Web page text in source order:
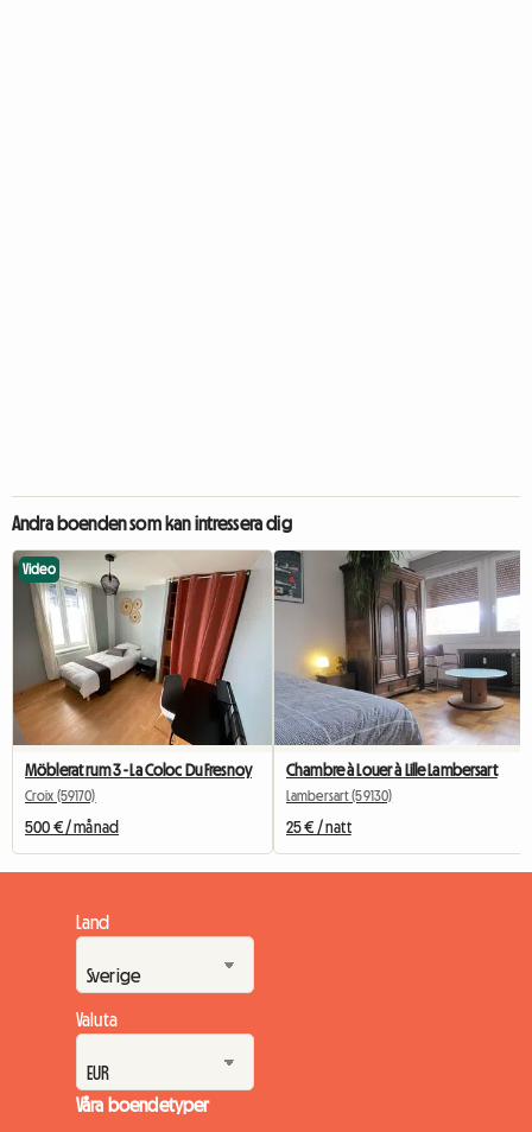
Andra boenden som kan intressera dig
Video
Möblerat rum 3 - La Coloc Du Fresnoy
Croix (59170)
500 € / månad
Chambre à Louer à Lille Lambersart
Lambersart (59130)
25 € / natt
Land
Valuta
Våra boendetyper